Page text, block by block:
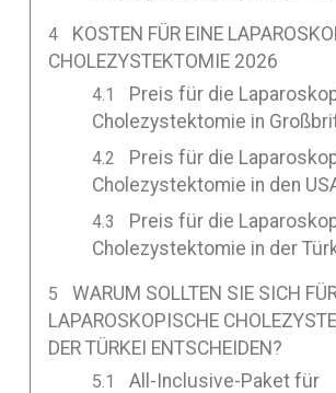
KOSTEN FÜR EINE
CHOLEZYSTEKTOMIE 2026
Preis für die
Cholezystektomie in
Preis für die
Cholezystektomie in den
Preis für die
Cholezystektomie in der
WARUM SOLLTEN SIE SICH
LAPAROSKOPISCHE
DER TÜRKEI ENTSCHEIDEN?
All-Inclusive-Paket für